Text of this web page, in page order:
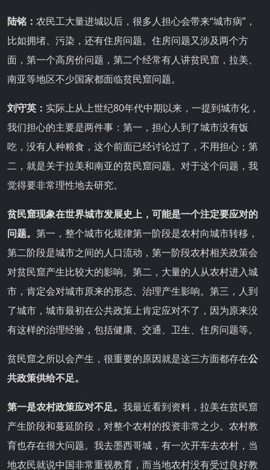
陆铭： 农民工大量进城以后，很多人担心会带来“城市病”，
比如拥堵、污染，还有住房问题。住房问题又涉及两个方
面，第一个高房价问题，第二个经常有人讲贫民窟，拉美、
南亚等地区不少国家都面临贫民窟问题。
刘守英： 实际上从上世纪80年代中期以来，一提到城市化，
我们担心的主要是两件事：第一，担心人到了城市没有饭
吃，没有人种粮食，这个前面已经讨论过了，不用担心；第
二，就是关于拉美和南亚的贫民窟问题。对于这个问题，我
觉得要非常理性地去研究。
贫民窟现象在世界城市发展史上，可能是一个注定要应对的
问题。 第一，整个城市化规律第一阶段是农村向城市转移，
第二阶段是城市之间的人口流动，第一阶段农村相关政策会
对贫民窟产生比较大的影响。第二，大量的人从农村进入城
市，肯定会对城市原来的形态、治理产生影响。第三，人到
了城市，城市最初在公共政策上肯定应对不了，因为原来没
有这样的治理经验，包括健康、交通、卫生、住房问题等。
贫民窟之所以会产生，很重要的原因就是这三方面都存在公
共政策供给不足。
第一是农村政策应对不足。 我最近看到资料，拉美在贫民窟
产生阶段和蔓延阶段，对整个农村的投资非常之少。农村教
育也存在很大问题。我去墨西哥城，有一次开车去农村，当
地农民就说中国非常重视教育，而当地农村没有受过良好教